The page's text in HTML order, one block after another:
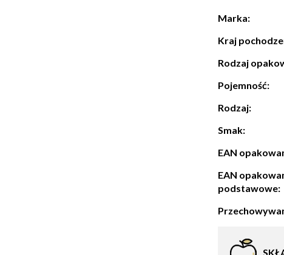
Marka:
Kraj
Rodzaj
Pojemność:
Rodzaj:
Smak:
EAN
EAN
podstawowe: